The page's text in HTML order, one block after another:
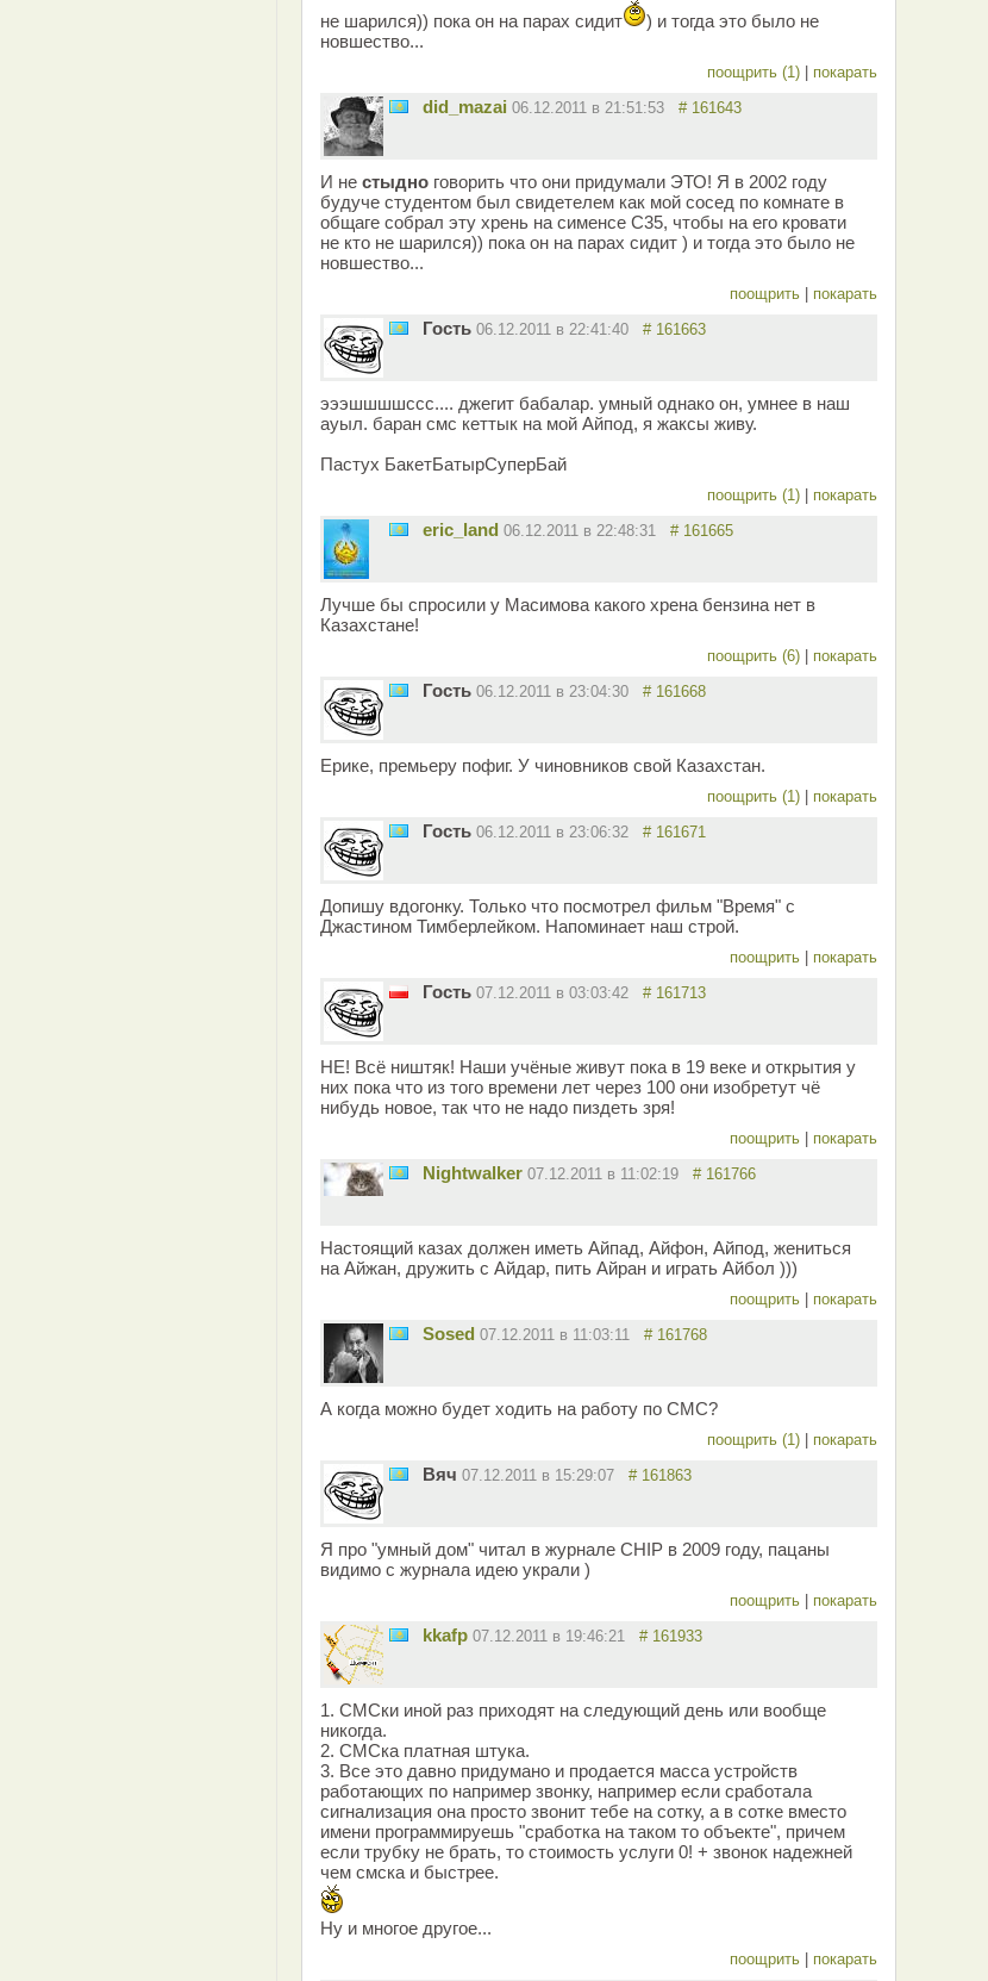
не шарился)) пока он на парах сидит
) и тогда это было не
новшество...
поощрить (1) покарать
did_mazai 06.12.2011 в 21:51:53 # 161643
И не стыдно говорить что они придумали ЭТО! Я в 2002 году
будуче студентом был свидетелем как мой сосед по комнате в
общаге собрал эту хрень на сименсе С35, чтобы на его кровати
не кто не шарился)) пока он на парах сидит ) и тогда это было не
новшество...
поощрить покарать
Гость 06.12.2011 в 22:41:40 # 161663
эээшшшшссс.... джегит бабалар. умный однако он, умнее в наш
ауыл. баран смс кеттык на мой Айпод, я жаксы живу.
Пастух БакетБатырСуперБай
поощрить (1) покарать
eric_land 06.12.2011 в 22:48:31 # 161665
Лучше бы спросили у Масимова какого хрена бензина нет в
Казахстане!
поощрить (6) покарать
Гость 06.12.2011 в 23:04:30 # 161668
Ерике, премьеру пофиг. У чиновников свой Казахстан.
поощрить (1) покарать
Гость 06.12.2011 в 23:06:32 # 161671
Допишу вдогонку. Только что посмотрел фильм "Время" с
Джастином Тимберлейком. Напоминает наш строй.
поощрить покарать
Гость 07.12.2011 в 03:03:42 # 161713
НЕ! Всё ништяк! Наши учёные живут пока в 19 веке и открытия у
них пока что из того времени лет через 100 они изобретут чё
нибудь новое, так что не надо пиздеть зря!
поощрить покарать
Nightwalker 07.12.2011 в 11:02:19 # 161766
Настоящий казах должен иметь Айпад, Айфон, Айпод, жениться
на Айжан, дружить с Айдар, пить Айран и играть Айбол )))
поощрить покарать
Sosed 07.12.2011 в 11:03:11 # 161768
А когда можно будет ходить на работу по СМС?
поощрить (1) покарать
Вяч 07.12.2011 в 15:29:07 # 161863
Я про "умный дом" читал в журнале CHIP в 2009 году, пацаны
видимо с журнала идею украли )
поощрить покарать
kkafp 07.12.2011 в 19:46:21 # 161933
1. СМСки иной раз приходят на следующий день или вообще
никогда.
2. СМСка платная штука.
3. Все это давно придумано и продается масса устройств
работающих по например звонку, например если сработала
сигнализация она просто звонит тебе на сотку, а в сотке вместо
имени программируешь "сработка на таком то объекте", причем
если трубку не брать, то стоимость услуги 0! + звонок надежней
чем смска и быстрее.
Ну и многое другое...
поощрить покарать